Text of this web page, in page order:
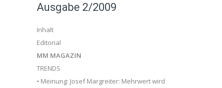
Ausgabe 2/2009
Inhalt
Editorial
MM MAGAZIN
TRENDS
• Meinung: Josef Margreiter: Mehrwert wird